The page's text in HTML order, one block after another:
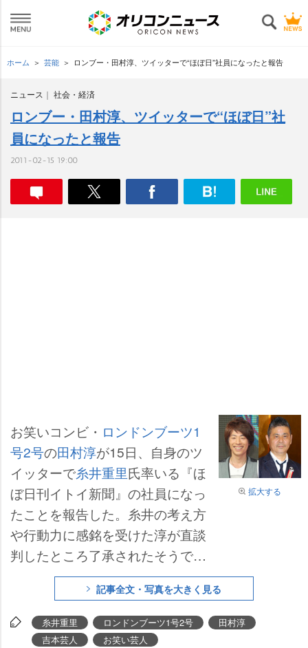
ホーム 芸能 ロンブー・田村淳、ツイッターで“ほぼ日”社員になったと報告
ニュース 社会・経済
ロンブー・田村淳、ツイッターで“ほぼ日”社
員になったと報告
2011-02-15 19:00
拡大する
お笑いコンビ・ ロンドンブーツ1
号2号の田村淳が15日、自身のツ
イッターで糸井重里氏率いる『ほ
ぼ日刊イトイ新聞』の社員になっ
たことを報告した。糸井の考え方
行動力に感銘を受けた淳が直談
判したところ了承されたそうで、
社内には専用のデスクも用意され
た模様。淳は「初めての会社勤め
になります♪(´ε` )人生は何が起き
るかわからない!」と興奮気味につ
記事全文・写真を大きく見る
糸井重里 ロンドンブーツ1号2号
田村淳
吉本芸人
お笑い芸人